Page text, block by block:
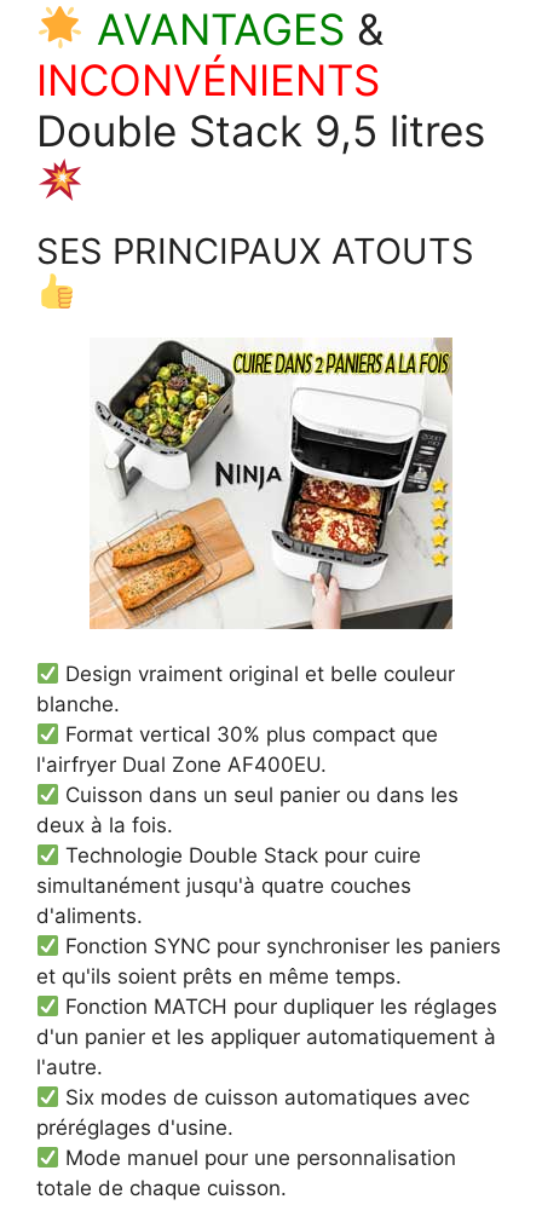
AVANTAGES &
INCONVÉNIENTS
Double Stack 9,5 litres
SES PRINCIPAUX ATOUTS
Design vraiment original et belle couleur
blanche.
Format vertical 30% plus compact que
l'airfryer Dual Zone AF400EU.
Cuisson dans un seul panier ou dans les
deux à la fois.
Technologie Double Stack pour cuire
simultanément jusqu'à quatre couches
d'aliments.
Fonction SYNC pour synchroniser les paniers
et qu'ils soient prêts en même temps.
Fonction MATCH pour dupliquer les réglages
d'un panier et les appliquer automatiquement à
l'autre.
Six modes de cuisson automatiques avec
préréglages d'usine.
Mode manuel pour une personnalisation
totale de chaque cuisson.